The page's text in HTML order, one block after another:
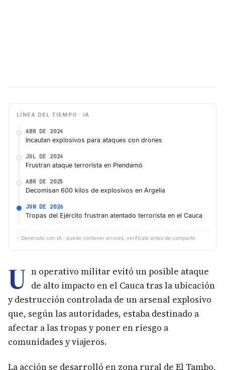
LÍNEA DEL TIEMPO · IA
ABR DE 2024
Incautan explosivos para ataques con drones
JUL DE 2024
Frustran ataque terrorista en Piendamó
ABR DE 2025
Decomisan 600 kilos de explosivos en Argelia
JUN DE 2026
Tropas del Ejército frustran atentado terrorista en el Cauca
✨ Generado con IA · puede contener errores, verifícalo antes de compartir.
U n operativo militar evitó un posible ataque
de alto impacto en el Cauca tras la ubicación
y destrucción controlada de un arsenal explosivo
que, según las autoridades, estaba destinado a
afectar a las tropas y poner en riesgo a
comunidades y viajeros.
La acción se desarrolló en zona rural de El Tambo,